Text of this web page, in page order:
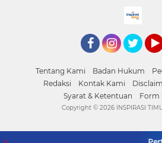
Tentang Kami Badan Hukum
Redaksi
Kontak Kami
Syarat & Ketentuan
Form
Copyright © 2026 INSPIRASI